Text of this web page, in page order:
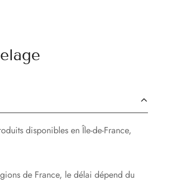
disponibles en Île-de-France,
de France, le délai dépend du